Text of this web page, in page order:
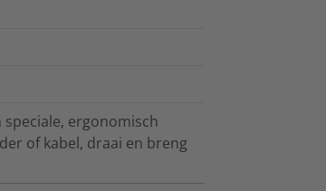
ergonomisch
of kabel, draai en breng